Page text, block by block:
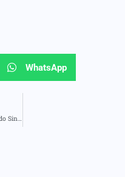
WhatsApp
Fiscalía investiga presunta red de corrupción en contrato de Coca Codo Sinclair vinculada al caso Sinohydro